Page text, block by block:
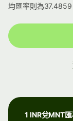
均匯率則為
1 INR兌MNT